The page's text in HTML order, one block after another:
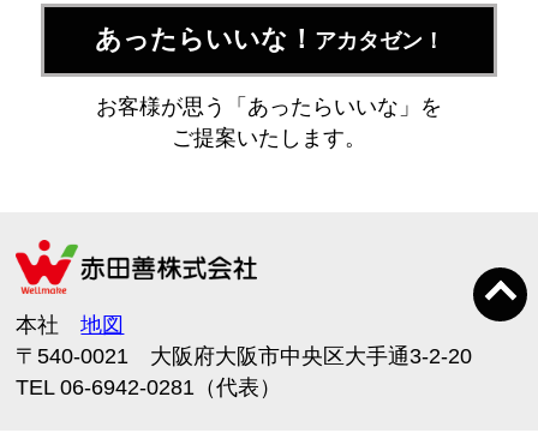
あったらいいな！ アカタゼン！
お客様が思う「あったらいいな」を
ご提案いたします。
本社地図
〒540-0021 大阪府大阪市中央区大手通3-2-20
TEL 06-6942-0281（代表）